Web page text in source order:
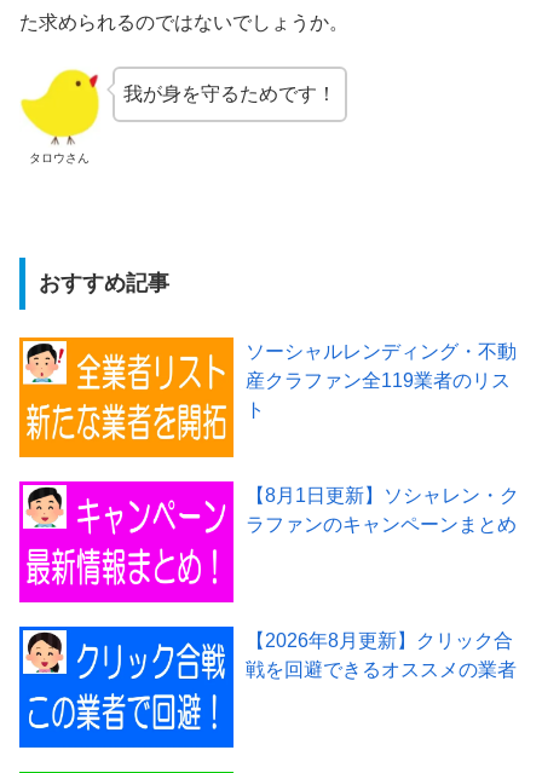
た求められるのではないでしょうか。
タロウさん
我が身を守るためです！
おすすめ記事
ソーシャルレンディング・不動
産クラファン全119業者のリス
ト
【8月1日更新】ソシャレン・ク
ラファンのキャンペーンまとめ
【2026年8月更新】クリック合
戦を回避できるオススメの業者